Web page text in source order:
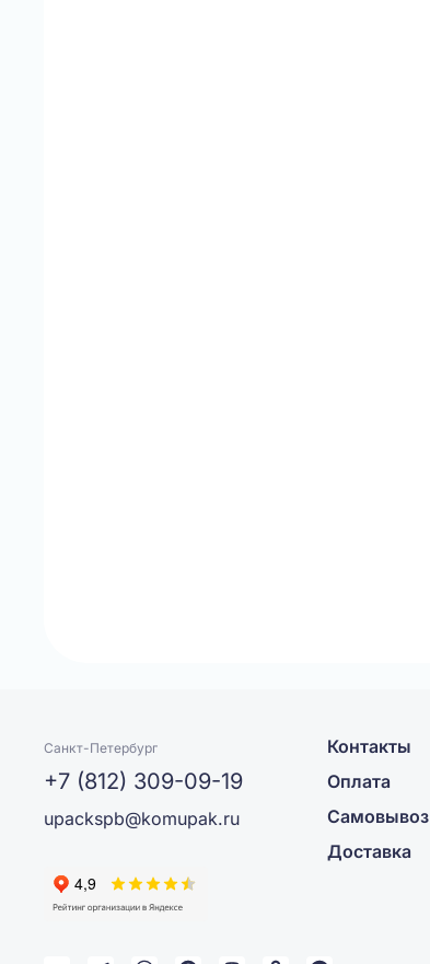
Санкт-Петербург
+7 (812) 309-09-19
upackspb@komupak.ru
Контакты
Оплата
Самовывоз
Доставка